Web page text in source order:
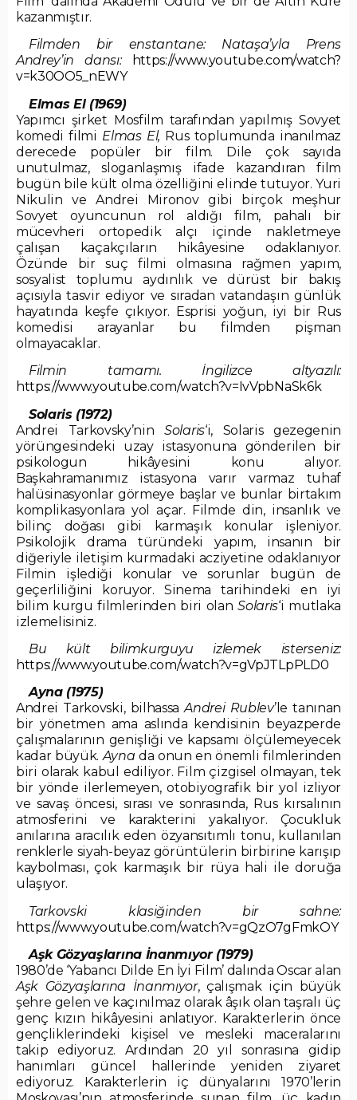
kazanmıştır.
Filmden bir enstantane: Nataşa’yla Prens
Andrey’in dansı:
https://www.youtube.com/watch?
v=k30OO5_nEWY
Elmas El (1969)
Yapımcı şirket Mosfilm tarafından yapılmış Sovyet
komedi filmi Elmas El, Rus toplumunda inanılmaz
derecede popüler bir film. Dile çok sayıda
unutulmaz, sloganlaşmış ifade kazandıran film
bugün bile kült olma özelliğini elinde tutuyor. Yuri
Nikulin ve Andrei Mironov gibi birçok meşhur
Sovyet oyuncunun rol aldığı film, pahalı bir
mücevheri ortopedik alçı içinde nakletmeye
çalışan kaçakçıların hikâyesine odaklanıyor.
Özünde bir suç filmi olmasına rağmen yapım,
sosyalist toplumu aydınlık ve dürüst bir bakış
açısıyla tasvir ediyor ve sıradan vatandaşın günlük
hayatında keşfe çıkıyor. Esprisi yoğun, iyi bir Rus
komedisi arayanlar bu filmden pişman
olmayacaklar.
Filmin tamamı. İngilizce altyazılı:
https://www.youtube.com/watch?v=IvVpbNaSk6k
Solaris (1972)
Andrei Tarkovsky’ninSolaris‘i, Solaris gezegenin
yörüngesindeki uzay istasyonuna gönderilen bir
psikologun hikâyesini konu alıyor.
Başkahramanımız istasyona varır varmaz tuhaf
halüsinasyonlar görmeye başlar ve bunlar birtakım
komplikasyonlara yol açar. Filmde din, insanlık ve
bilinç doğası gibi karmaşık konular işleniyor.
Psikolojik drama türündeki yapım, insanın bir
diğeriyle iletişim kurmadaki acziyetine odaklanıyor
Filmin işlediği konular ve sorunlar bugün de
geçerliliğini koruyor. Sinema tarihindeki en iyi
bilim kurgu filmlerinden biri olanSolaris‘i mutlaka
izlemelisiniz.
Bu kült bilimkurguyu izlemek isterseniz:
https://www.youtube.com/watch?v=gVpJTLpPLD0
Ayna (1975)
Andrei Tarkovski, bilhassaAndrei Rublev’le tanınan
bir yönetmen ama aslında kendisinin beyazperde
çalışmalarının genişliği ve kapsamı ölçülemeyecek
kadar büyük.Ayna da onun en önemli filmlerinden
biri olarak kabul ediliyor. Film çizgisel olmayan, tek
bir yönde ilerlemeyen, otobiyografik bir yol izliyor
ve savaş öncesi, sırası ve sonrasında, Rus kırsalının
atmosferini ve karakterini yakalıyor. Çocukluk
anılarına aracılık eden özyansıtımlı tonu, kullanılan
renklerle siyah-beyaz görüntülerin birbirine karışıp
kaybolması, çok karmaşık bir rüya hali ile doruğa
ulaşıyor.
Tarkovski klasiğinden bir sahne:
https://www.youtube.com/watch?v=gQzO7gFmkOY
Aşk Gözyaşlarına İnanmıyor (1979)
1980’de ‘Yabancı Dilde En İyi Film’ dalında Oscar alan
Aşk Gözyaşlarına İnanmıyor, çalışmak için büyük
şehre gelen ve kaçınılmaz olarak âşık olan taşralı üç
genç kızın hikâyesini anlatıyor. Karakterlerin önce
gençliklerindeki kişisel ve mesleki maceralarını
takip ediyoruz. Ardından 20 yıl sonrasına gidip
hanımları güncel hallerinde yeniden ziyaret
ediyoruz. Karakterlerin iç dünyalarını 1970’lerin